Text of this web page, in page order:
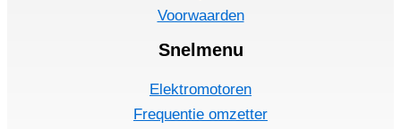
Voorwaarden
Snelmenu
Elektromotoren
Frequentie omzetter